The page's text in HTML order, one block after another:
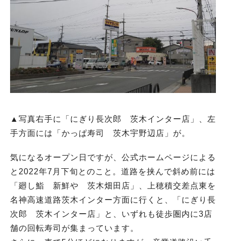
▲写真右手に「にぎり長次郎 茨木インター店」、左
手方面には「かっぱ寿司 茨木宇野辺店」が。
気になるオープン日ですが、公式ホームページによる
と2022年7月下旬とのこと。道路を挟んで斜め前には
「廻し鮨 新鮮や 茨木畑田店」、上穂積交差点東を
名神高速道路茨木インター方面に行くと、「にぎり長
次郎 茨木インター店」と、いずれも徒歩圏内に3店
舗の回転寿司が集まっています。